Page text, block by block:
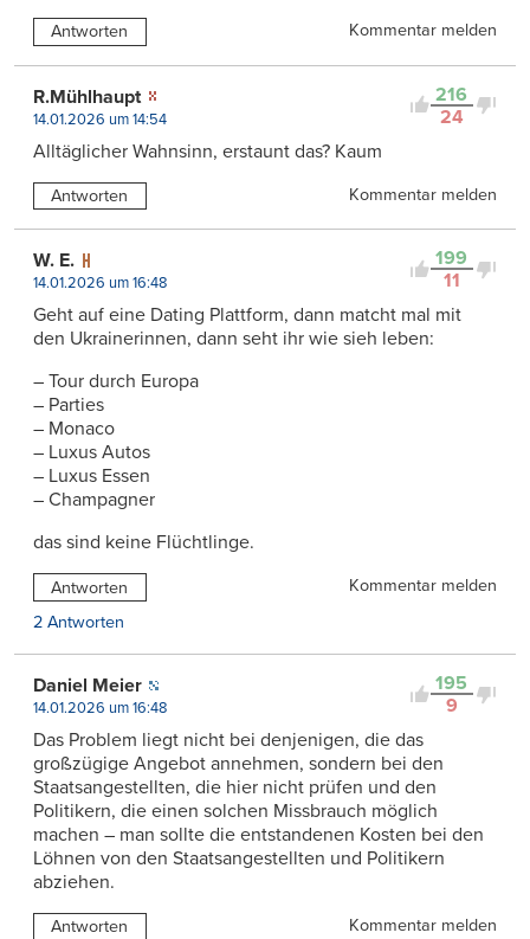
Antworten Kommentar melden
216
24
R.Mühlhaupt
14.01.2026 um 14:54
Alltäglicher Wahnsinn, erstaunt das? Kaum
Antworten Kommentar melden
199
11
W. E.
14.01.2026 um 16:48
Geht auf eine Dating Plattform, dann matcht mal mit
den Ukrainerinnen, dann seht ihr wie sieh leben:
– Tour durch Europa
– Parties
– Monaco
– Luxus Autos
– Luxus Essen
– Champagner
das sind keine Flüchtlinge.
Antworten
Kommentar melden
2 Antworten
195
9
Daniel Meier
14.01.2026 um 16:48
Das Problem liegt nicht bei denjenigen, die das
großzügige Angebot annehmen, sondern bei den
Staatsangestellten, die hier nicht prüfen und den
Politikern, die einen solchen Missbrauch möglich
machen – man sollte die entstandenen Kosten bei den
Löhnen von den Staatsangestellten und Politikern
abziehen.
Antworten Kommentar melden